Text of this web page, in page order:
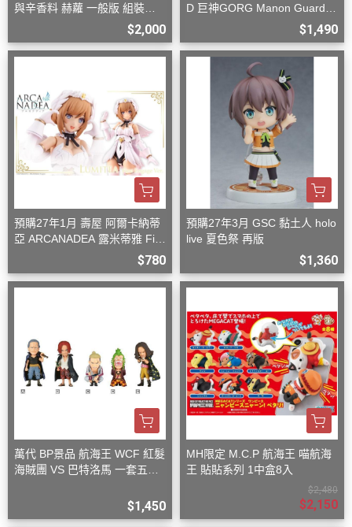
與辛香料 赫蘿 一般版 組裝模
$2,000
D 巨神GORG Manon Guardia
$1,490
預購27年1月 壽屋 阿爾卡納蒂
亞 ARCANADEA 露米蒂雅 Firs
$780
預購27年3月 GSC 黏土人 holo
live 夏色祭 再版
$1,360
萬代 BP景品 航海王 WCF 紅髮
海賊團 VS 巴特洛馬 一套五款
$1,450
MH限定 M.C.P 航海王 喵航海
王 貼貼系列 1中盒8入
$2,480
$2,150